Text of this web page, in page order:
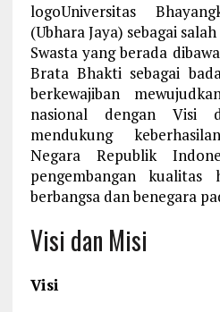
logoUniversitas
(Ubhara Jaya) sebagai
Swasta yang berada
Brata Bhakti sebagai
berkewajiban
nasional dengan Visi
mendukung
Negara Republik
pengembangan kualitas
berbangsa dan benegara
Visi dan Misi
Visi